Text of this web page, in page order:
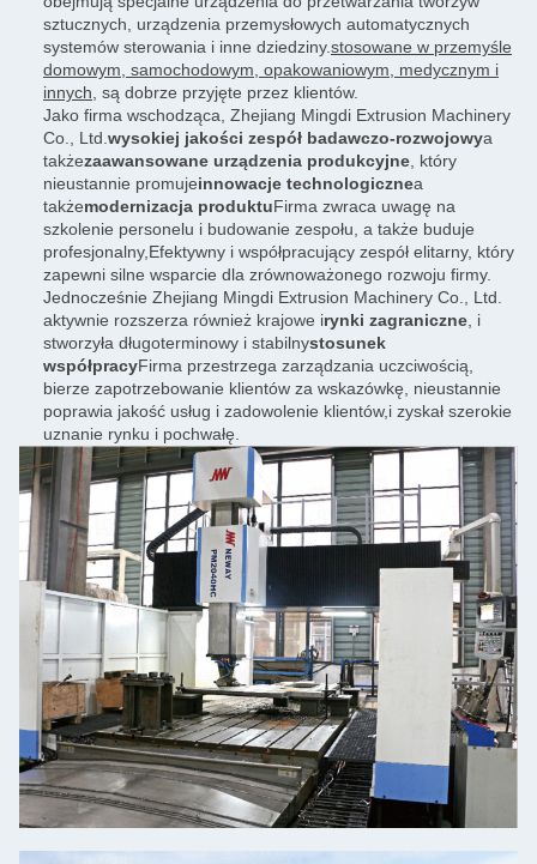
sztucznych, urządzenia przemysłowych automatycznych
systemów sterowania i inne dziedziny.stosowane w przemyśle
domowym, samochodowym, opakowaniowym, medycznym i
innych , są dobrze przyjęte przez klientów.
Jako firma wschodząca, Zhejiang Mingdi Extrusion Machinery
Co., Ltd. wysokiej jakości zespół badawczo-rozwojowya
takżezaawansowane urządzenia produkcyjne , który
nieustannie promujeinnowacje technologicznea
takżemodernizacja produktuFirma zwraca uwagę na
szkolenie personelu i budowanie zespołu, a także buduje
profesjonalny,Efektywny i współpracujący zespół elitarny, który
zapewni silne wsparcie dla zrównoważonego rozwoju firmy.
Jednocześnie Zhejiang Mingdi Extrusion Machinery Co., Ltd.
aktywnie rozszerza również krajowe irynki zagraniczne , i
stworzyła długoterminowy i stabilnystosunek
współpracyFirma przestrzega zarządzania uczciwością,
bierze zapotrzebowanie klientów za wskazówkę, nieustannie
poprawia jakość usług i zadowolenie klientów,i zyskał szerokie
uznanie rynku i pochwałę.